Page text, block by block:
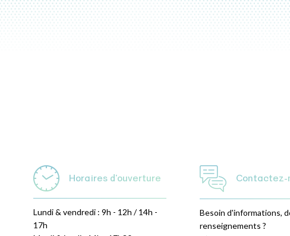
Horaires d'ouverture
Lundi & vendredi : 9h - 12h / 14h -
17h
Contactez-
Besoin d'informations,
renseignements ?